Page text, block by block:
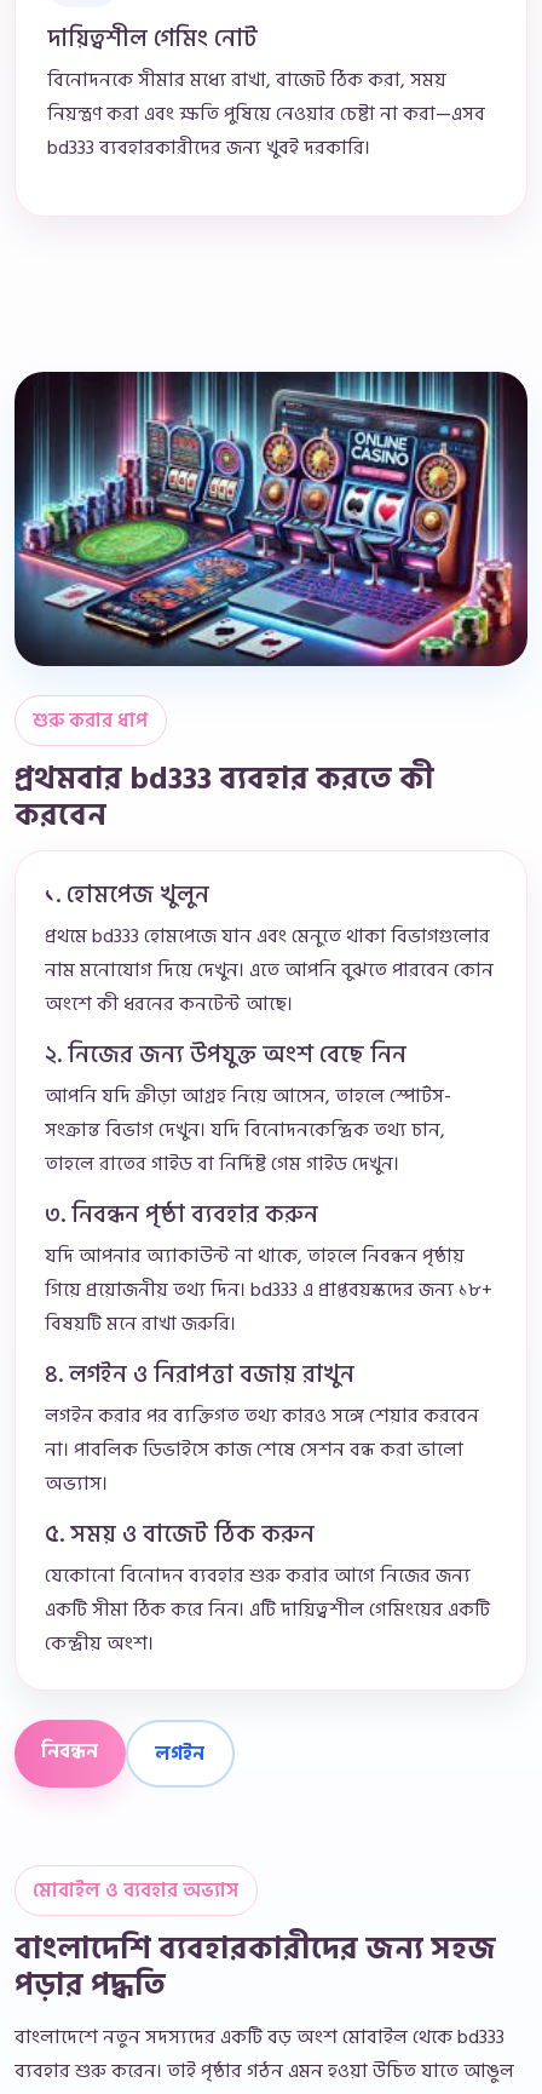
দায়িত্বশীল গেমিং নোট
বিনোদনকে সীমার মধ্যে রাখা, বাজেট ঠিক করা, সময়
নিয়ন্ত্রণ করা এবং ক্ষতি পুষিয়ে নেওয়ার চেষ্টা না করা—এসব
bd333 ব্যবহারকারীদের জন্য খুবই দরকারি।
শুরু করার ধাপ
প্রথমবার bd333 ব্যবহার করতে কী
করবেন
১. হোমপেজ খুলুন
প্রথমে bd333 হোমপেজে যান এবং মেনুতে থাকা বিভাগগুলোর
নাম মনোযোগ দিয়ে দেখুন। এতে আপনি বুঝতে পারবেন কোন
অংশে কী ধরনের কনটেন্ট আছে।
২. নিজের জন্য উপযুক্ত অংশ বেছে নিন
আপনি যদি ক্রীড়া আগ্রহ নিয়ে আসেন, তাহলে স্পোর্টস-
সংক্রান্ত বিভাগ দেখুন। যদি বিনোদনকেন্দ্রিক তথ্য চান,
তাহলে রাতের গাইড বা নির্দিষ্ট গেম গাইড দেখুন।
৩. নিবন্ধন পৃষ্ঠা ব্যবহার করুন
যদি আপনার অ্যাকাউন্ট না থাকে, তাহলে নিবন্ধন পৃষ্ঠায়
গিয়ে প্রয়োজনীয় তথ্য দিন। bd333 এ প্রাপ্তবয়স্কদের জন্য ১৮+
বিষয়টি মনে রাখা জরুরি।
৪. লগইন ও নিরাপত্তা বজায় রাখুন
লগইন করার পর ব্যক্তিগত তথ্য কারও সঙ্গে শেয়ার করবেন
না। পাবলিক ডিভাইসে কাজ শেষে সেশন বন্ধ করা ভালো
অভ্যাস।
৫. সময় ও বাজেট ঠিক করুন
যেকোনো বিনোদন ব্যবহার শুরু করার আগে নিজের জন্য
একটি সীমা ঠিক করে নিন। এটি দায়িত্বশীল গেমিংয়ের একটি
কেন্দ্রীয় অংশ।
নিবন্ধন লগইন
মোবাইল ও ব্যবহার অভ্যাস
বাংলাদেশি ব্যবহারকারীদের জন্য সহজ
পড়ার পদ্ধতি
বাংলাদেশে নতুন সদস্যদের একটি বড় অংশ মোবাইল থেকে bd333
ব্যবহার শুরু করেন। তাই পৃষ্ঠার গঠন এমন হওয়া উচিত যাতে আঙুল